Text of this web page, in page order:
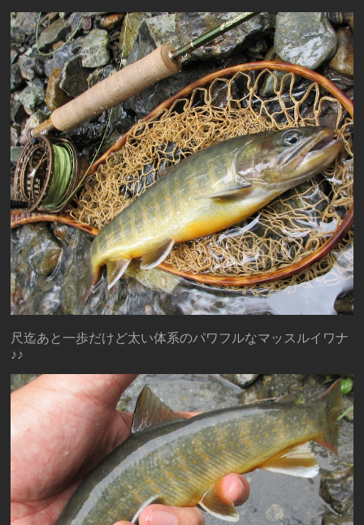
尺迄あと一歩だけど太い体系のパワフルなマッスルイワナ
♪♪